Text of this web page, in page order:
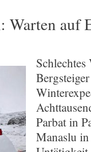
auf
Parbat in
Manaslu